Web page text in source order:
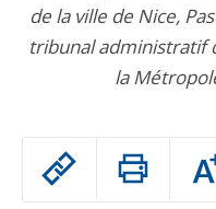
Passer
ou
de la ville de Nice,
tribunal administratif
la